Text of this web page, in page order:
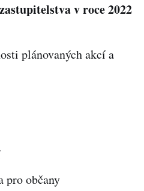
v roce 2022
plánovaných akcí a
pro občany